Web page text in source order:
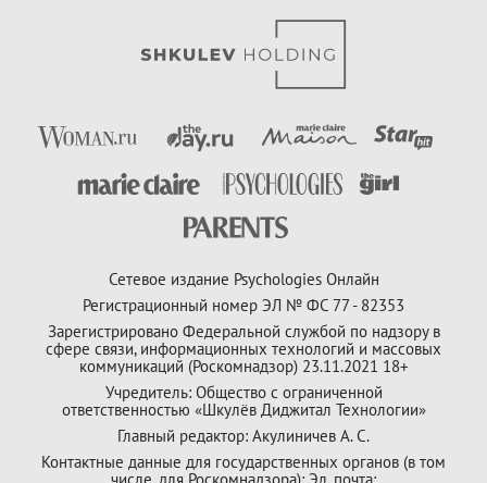
Сетевое издание Psychologies Онлайн
Регистрационный номер ЭЛ № ФС 77 - 82353
Зарегистрировано Федеральной службой по надзору в
сфере связи, информационных технологий и массовых
коммуникаций (Роскомнадзор) 23.11.2021 18+
Учредитель: Общество с ограниченной
ответственностью «Шкулёв Диджитал Технологии»
Главный редактор: Акулиничев А. С.
Контактные данные для государственных органов (в том